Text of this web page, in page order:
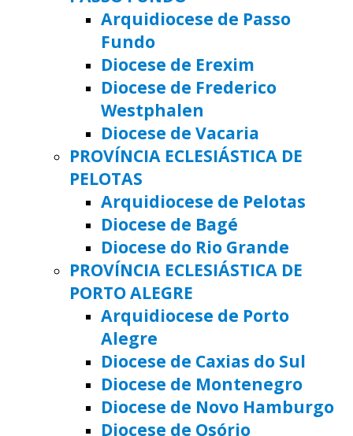
Arquidiocese de Passo
Fundo
Diocese de Erexim
Diocese de Frederico
Westphalen
Diocese de Vacaria
PROVÍNCIA ECLESIÁSTICA DE
PELOTAS
Arquidiocese de Pelotas
Diocese de Bagé
Diocese do Rio Grande
PROVÍNCIA ECLESIÁSTICA DE
PORTO ALEGRE
Arquidiocese de Porto
Alegre
Diocese de Caxias do Sul
Diocese de Montenegro
Diocese de Novo Hamburgo
Diocese de Osório